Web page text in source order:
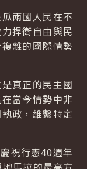
兩國人民在不
捍衛自由與民
雜的國際情勢
真正的民主國
當今情勢中非
政，維繫特定
祝行憲40週年